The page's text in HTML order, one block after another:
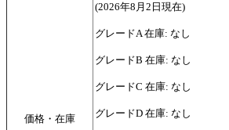
価格・在庫
(2026年8月2日現在)
グレードA 在庫: なし
グレードB 在庫: なし
グレードC 在庫: なし
グレードD 在庫: なし